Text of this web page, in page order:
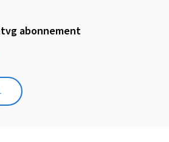
abonnement